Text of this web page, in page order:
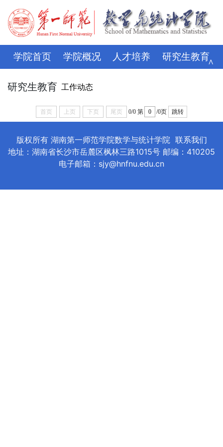
学院首页 学院概况 人才培养 研究生教育
学科科研 师资队伍
学生管理 评建专栏 资料下载 学校主页
∧
研究生教育 工作动态
首页 上页 下页 尾页 0/0 第 /0页 跳转
版权所有 湖南第一师范学院数学与统计学院 联系我们
地址：湖南省长沙市岳麓区枫林三路1015号 邮编：410205
电子邮箱：sjy@hnfnu.edu.cn